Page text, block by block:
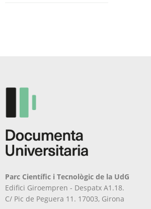
Parc Científic i Tecnològic de la UdG
Edifici Giroempren - Despatx A1.18.
C/ Pic de Peguera 11. 17003, Girona